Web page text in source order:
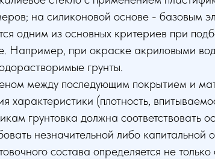
на силиконовой основе - базовым
одним из основных критериев при
Например, при окраске акриловыми
грунты.
между последующим покрытием и
характеристики (плотность,
грунтовка должна
незначительной либо капитальной
состава определяется не